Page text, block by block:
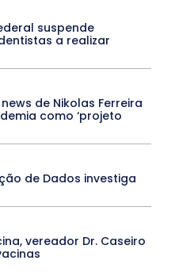
Soltando o Verbo
TECNOLOGIA
suspende
a realizar
de Nikolas Ferreira
como ‘projeto
de Dados investiga
vereador Dr. Caseiro